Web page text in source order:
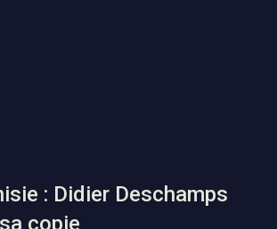
: Didier Deschamps
copie